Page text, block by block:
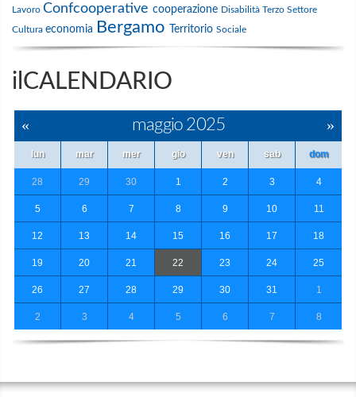
Lavoro Confcooperative cooperazione Disabilità Terzo Settore
Cultura economia Bergamo Territorio Sociale
ilCALENDARIO
« maggio 2025 »
lun mar mer gio ven sab dom
28 29 30 1 2 3 4
5 6 7 8 9 10 11
12 13 14 15 16 17 18
19 20 21 22 23 24 25
26 27 28 29 30 31 1
2 3 4 5 6 7 8